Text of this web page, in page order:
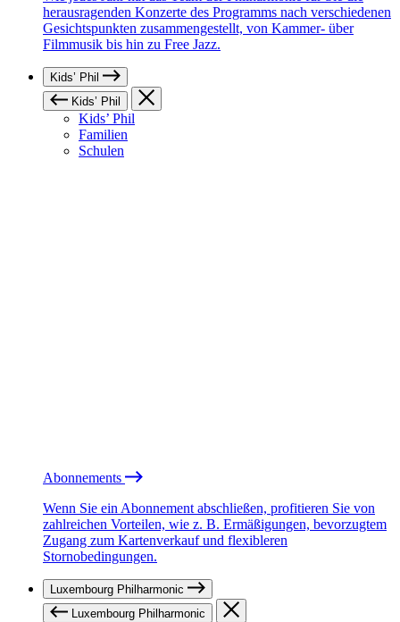
herausragenden Konzerte des Programms nach verschiedenen
Gesichtspunkten zusammengestellt, von Kammer- über
Filmmusik bis hin zu Free Jazz.
Kids’ Phil
Kids’ Phil
Kids’ Phil
Familien
Schulen
Abonnements
Wenn Sie ein Abonnement abschließen, profitieren Sie von
zahlreichen Vorteilen, wie z. B. Ermäßigungen, bevorzugtem
Zugang zum Kartenverkauf und flexibleren
Stornobedingungen.
Luxembourg Philharmonic
Luxembourg Philharmonic